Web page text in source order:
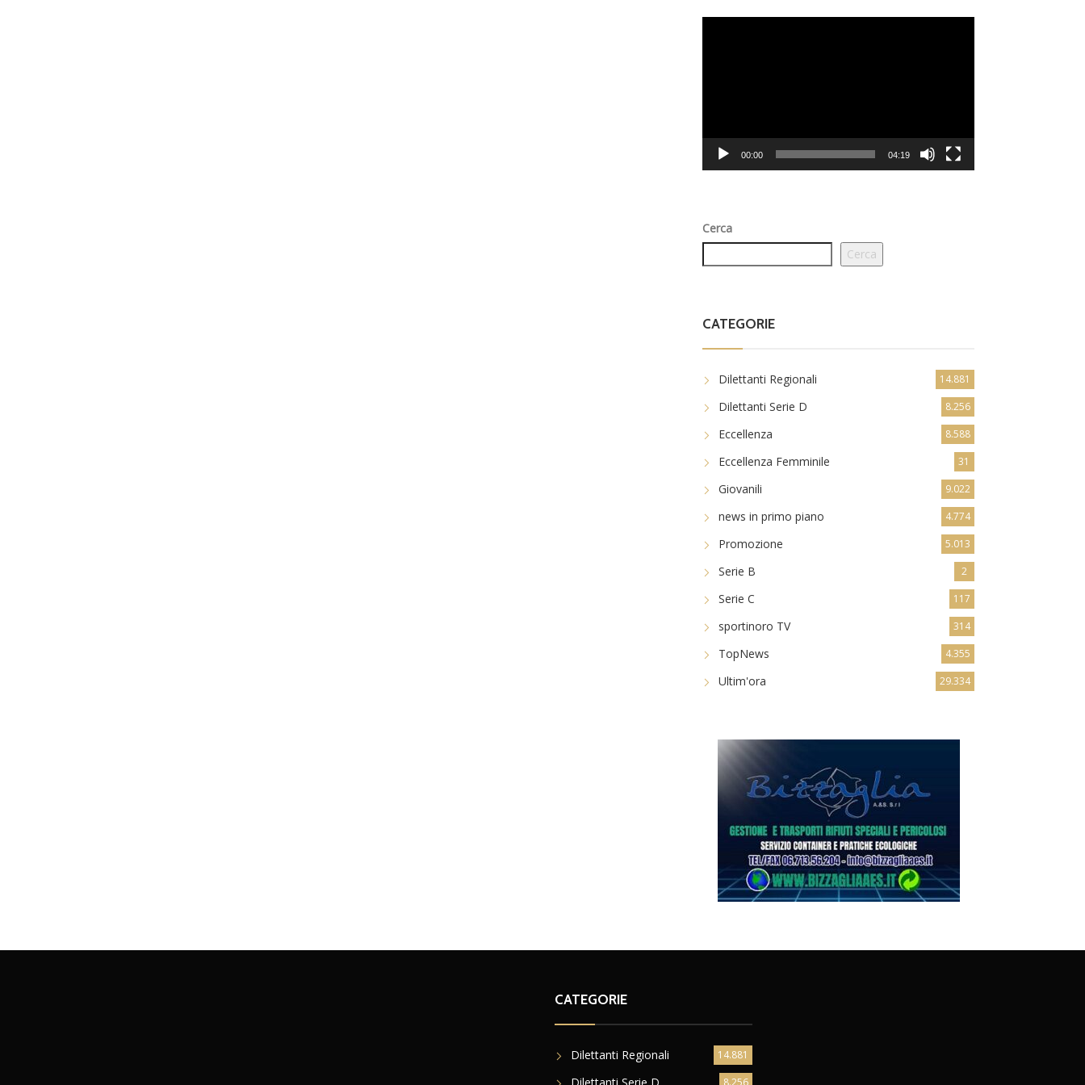
00:00 04:19
Cerca
Cerca
CATEGORIE
Dilettanti Regionali 14.881
Dilettanti Serie D 8.256
Eccellenza 8.588
Eccellenza Femminile 31
Giovanili 9.022
news in primo piano 4.774
Promozione 5.013
Serie B 2
Serie C 117
sportinoro TV 314
TopNews 4.355
Ultim'ora 29.334
CATEGORIE
Dilettanti Regionali 14.881
8.256